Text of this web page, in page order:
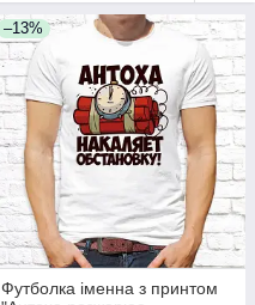
–13%
Футболка іменна з принтом